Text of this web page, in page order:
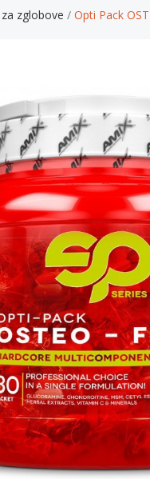
zglobove Opti Pack